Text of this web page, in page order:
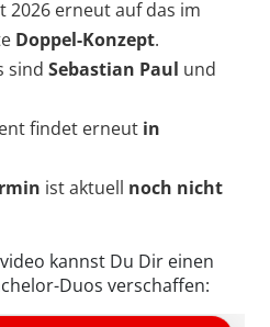
2026 erneut auf das im
Doppel-Konzept.
sind Sebastian Paul und
findet erneut in
ist aktuell noch nicht
kannst Du Dir einen
Duos verschaffen: